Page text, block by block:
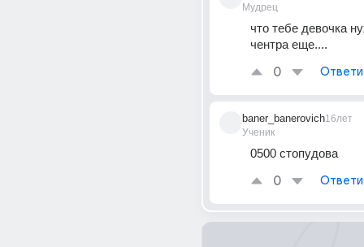
Мудрец
что тебе девочка
чентра еще....
0
baner_banerovich
Ученик
16лет
0500 стопудова
0